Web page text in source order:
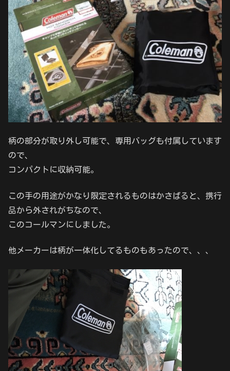
柄の部分が取り外し可能で、専用バッグも付属しています
ので、
コンパクトに収納可能。
この手の用途がかなり限定されるものはかさばると、携行
品から外されがちなので、
このコールマンにしました。
他メーカーは柄が一体化してるものもあったので、、、